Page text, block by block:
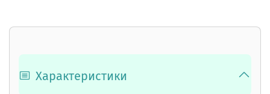
Характеристики